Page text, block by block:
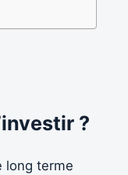
?
long terme